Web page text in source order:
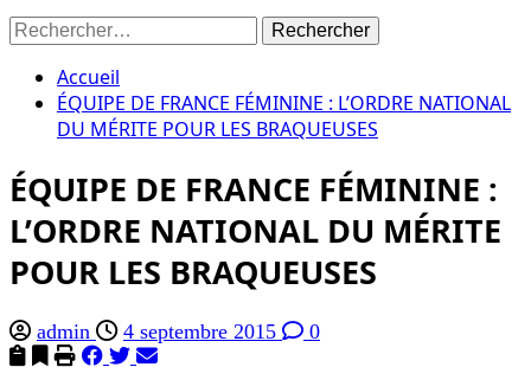
Rechercher :
Accueil
ÉQUIPE DE FRANCE FÉMININE : L’ORDRE NATIONAL
DU MÉRITE POUR LES BRAQUEUSES
ÉQUIPE DE FRANCE FÉMININE :
L’ORDRE NATIONAL DU MÉRITE
POUR LES BRAQUEUSES
admin 4 septembre 2015 0